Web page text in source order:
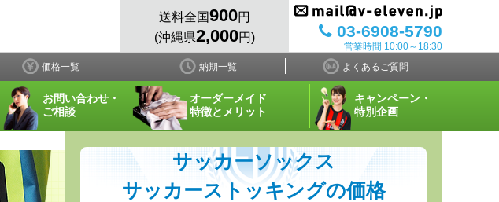
送料全国900円
(沖縄県2,000円) 03-6908-5790
営業時間 10:00～18:30
価格一覧 納期一覧 よくあるご質問
お問い合わせ・
ご相談
オーダーメイド
特徴とメリット
キャンペーン・
特別企画
サッカーソックス
サッカーストッキングの価格